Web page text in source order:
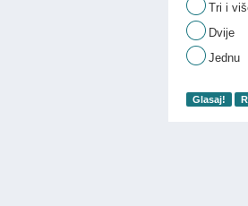
Tri i
Dvije
Jednu
Glasaj!